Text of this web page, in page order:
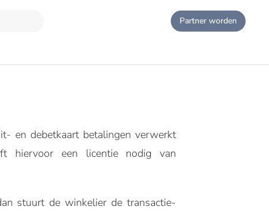
Partner worden
en debetkaart betalingen verwerkt
hiervoor een licentie nodig van
stuurt de winkelier de transactie-